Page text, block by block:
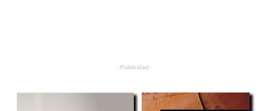
- Publicidad -